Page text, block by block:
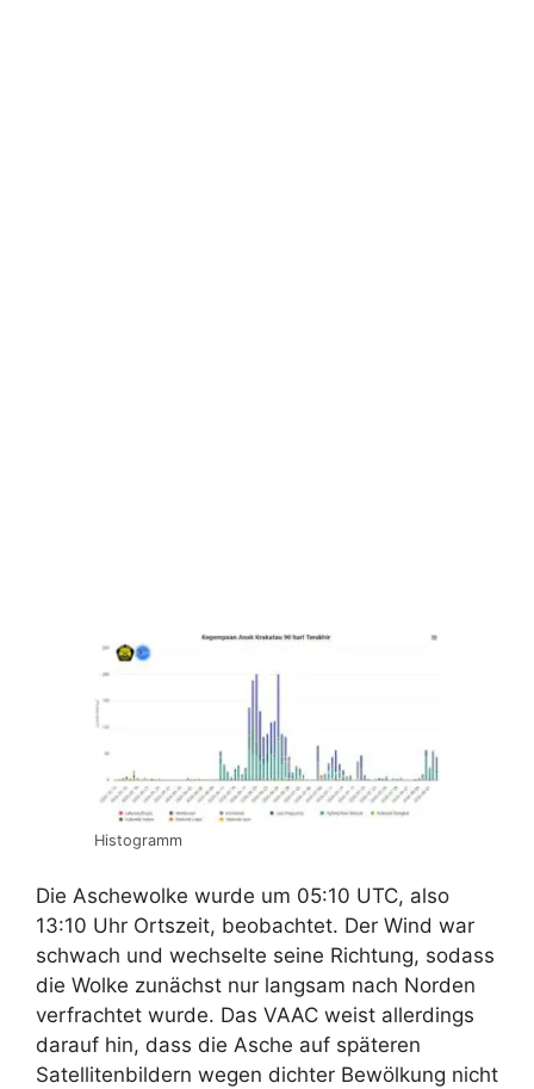
Histogramm
Die Aschewolke wurde um 05:10 UTC, also
13:10 Uhr Ortszeit, beobachtet. Der Wind war
schwach und wechselte seine Richtung, sodass
die Wolke zunächst nur langsam nach Norden
verfrachtet wurde. Das VAAC weist allerdings
darauf hin, dass die Asche auf späteren
Satellitenbildern wegen dichter Bewölkung nicht